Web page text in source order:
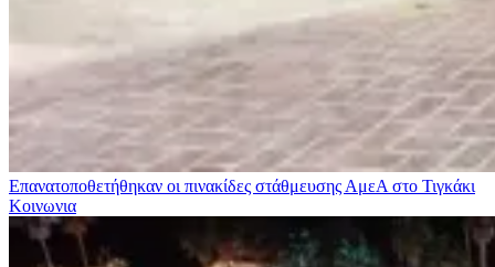
Επανατοποθετήθηκαν οι πινακίδες στάθμευσης ΑμεΑ στο Τιγκάκι
Κοινωνια